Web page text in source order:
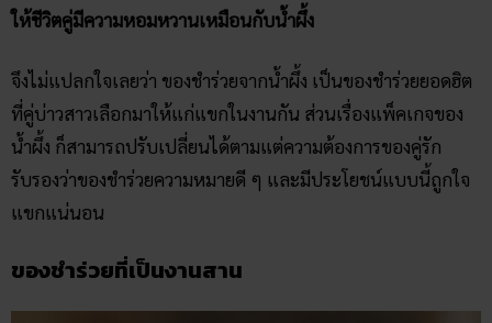
ให้ชีวิตคู่มีความหอมหวานเหมือนกับน้ำผึ้ง
จึงไม่แปลกใจเลยว่า ของชำร่วยจากน้ำผึ้ง เป็นของชำร่วยยอดฮิต
ที่คู่บ่าวสาวเลือกมาให้แก่แขกในงานกัน ส่วนเรื่องแพ็คเกจของ
น้ำผึ้ง ก็สามารถปรับเปลี่ยนได้ตามแต่ความต้องการของคู่รัก
รับรองว่าของชำร่วยความหมายดี ๆ และมีประโยชน์แบบนี้ถูกใจ
แขกแน่นอน
ของชำร่วยที่เป็นงานสาน